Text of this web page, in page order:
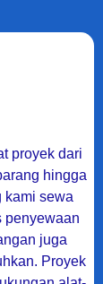
proyek dari
hingga
kami sewa
penyewaan
juga
Proyek